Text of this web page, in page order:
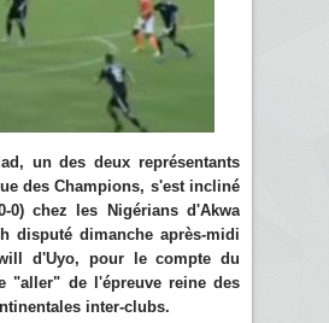
un des deux représentants
des Champions, s'est incliné
0) chez les Nigérians d'Akwa
disputé dimanche après-midi
d'Uyo, pour le compte du
"aller" de l'épreuve reine des
inter-clubs.